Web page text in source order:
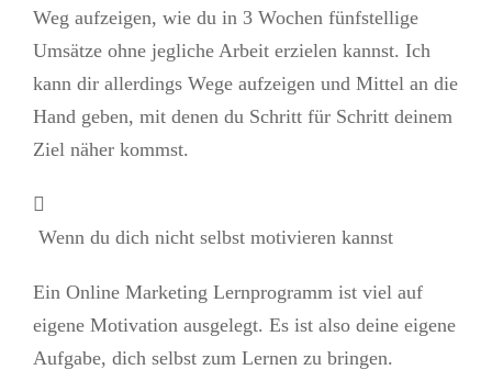
Weg aufzeigen, wie du in 3 Wochen fünfstellige
Umsätze ohne jegliche Arbeit erzielen kannst. Ich
kann dir allerdings Wege aufzeigen und Mittel an die
Hand geben, mit denen du Schritt für Schritt deinem
Ziel näher kommst.
Wenn du dich nicht selbst motivieren kannst
Ein Online Marketing Lernprogramm ist viel auf
eigene Motivation ausgelegt. Es ist also deine eigene
Aufgabe, dich selbst zum Lernen zu bringen.